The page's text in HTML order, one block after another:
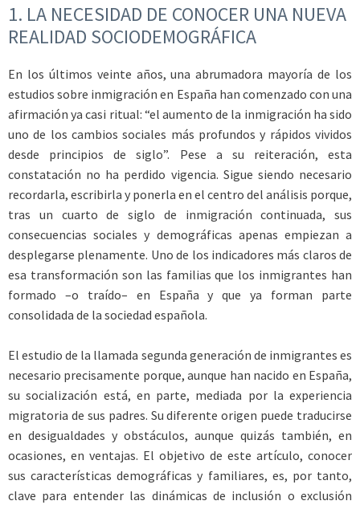
1. LA NECESIDAD DE CONOCER UNA NUEVA
REALIDAD SOCIODEMOGRÁFICA
En los últimos veinte años, una abrumadora mayoría de los
estudios sobre inmigración en España han comenzado con una
afirmación ya casi ritual: “el aumento de la inmigración ha sido
uno de los cambios sociales más profundos y rápidos vividos
desde principios de siglo”. Pese a su reiteración, esta
constatación no ha perdido vigencia. Sigue siendo necesario
recordarla, escribirla y ponerla en el centro del análisis porque,
tras un cuarto de siglo de inmigración continuada, sus
consecuencias sociales y demográficas apenas empiezan a
desplegarse plenamente. Uno de los indicadores más claros de
esa transformación son las familias que los inmigrantes han
formado –o traído– en España y que ya forman parte
consolidada de la sociedad española.
El estudio de la llamada segunda generación de inmigrantes es
necesario precisamente porque, aunque han nacido en España,
su socialización está, en parte, mediada por la experiencia
migratoria de sus padres. Su diferente origen puede traducirse
en desigualdades y obstáculos, aunque quizás también, en
ocasiones, en ventajas. El objetivo de este artículo, conocer
sus características demográficas y familiares, es, por tanto,
clave para entender las dinámicas de inclusión o exclusión